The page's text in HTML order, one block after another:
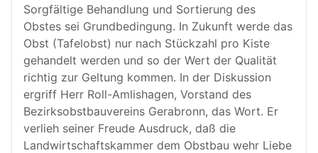
Sorgfältige Behandlung und Sortierung des
Obstes sei Grundbedingung. In Zukunft werde das
Obst (Tafelobst) nur nach Stückzahl pro Kiste
gehandelt werden und so der Wert der Qualität
richtig zur Geltung kommen. In der Diskussion
ergriff Herr Roll-Amlishagen, Vorstand des
Bezirksobstbauvereins Gerabronn, das Wort. Er
verlieh seiner Freude Ausdruck, daß die
Landwirtschaftskammer dem Obstbau wehr Liebe